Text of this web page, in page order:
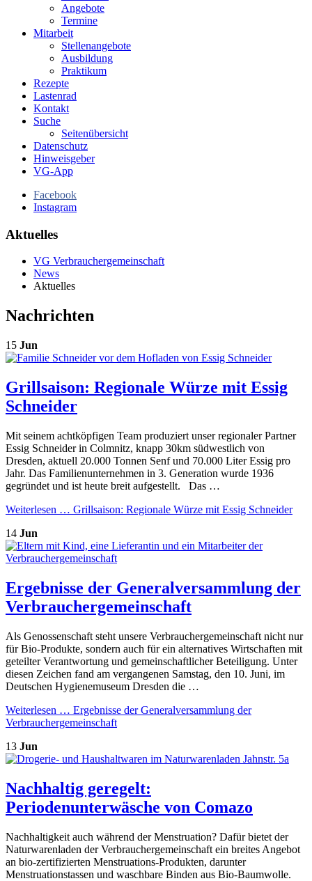
Angebote
Termine
Mitarbeit
Stellenangebote
Ausbildung
Praktikum
Rezepte
Lastenrad
Kontakt
Suche
Seitenübersicht
Datenschutz
Hinweisgeber
VG-App
Facebook
Instagram
Aktuelles
VG Verbrauchergemeinschaft
News
Aktuelles
Nachrichten
15 Jun
Grillsaison: Regionale Würze mit Essig
Schneider
Mit seinem achtköpfigen Team produziert unser regionaler Partner
Essig Schneider in Colmnitz, knapp 30km südwestlich von
Dresden, aktuell 20.000 Tonnen Senf und 70.000 Liter Essig pro
Jahr. Das Familienunternehmen in 3. Generation wurde 1936
gegründet und ist heute breit aufgestellt. Das …
Weiterlesen … Grillsaison: Regionale Würze mit Essig Schneider
14 Jun
Ergebnisse der Generalversammlung der
Verbrauchergemeinschaft
Als Genossenschaft steht unsere Verbrauchergemeinschaft nicht nur
für Bio-Produkte, sondern auch für ein alternatives Wirtschaften mit
geteilter Verantwortung und gemeinschaftlicher Beteiligung. Unter
diesen Zeichen fand am vergangenen Samstag, den 10. Juni, im
Deutschen Hygienemuseum Dresden die …
Weiterlesen … Ergebnisse der Generalversammlung der
Verbrauchergemeinschaft
13 Jun
Nachhaltig geregelt:
Periodenunterwäsche von Comazo
Nachhaltigkeit auch während der Menstruation? Dafür bietet der
Naturwarenladen der Verbrauchergemeinschaft ein breites Angebot
an bio-zertifizierten Menstruations-Produkten, darunter
Menstruationstassen und waschbare Binden aus Bio-Baumwolle.